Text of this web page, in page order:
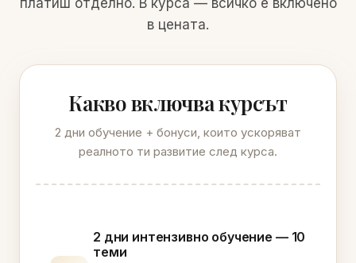
платиш отделно. В курса — всичко е включено
в цената.
Какво включва курсът
2 дни обучение + бонуси, които ускоряват
реалното ти развитие след курса.
2 дни интензивно обучение — 10
теми